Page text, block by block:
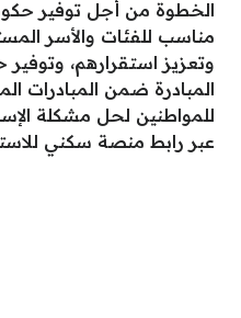
الخطوة من أجل توفير
مناسب للفئات والأسر
وتعزيز استقرارهم،
المبادرة ضمن المبادرات
للمواطنين لحل مشكلة
عبر رابط منصة سكني